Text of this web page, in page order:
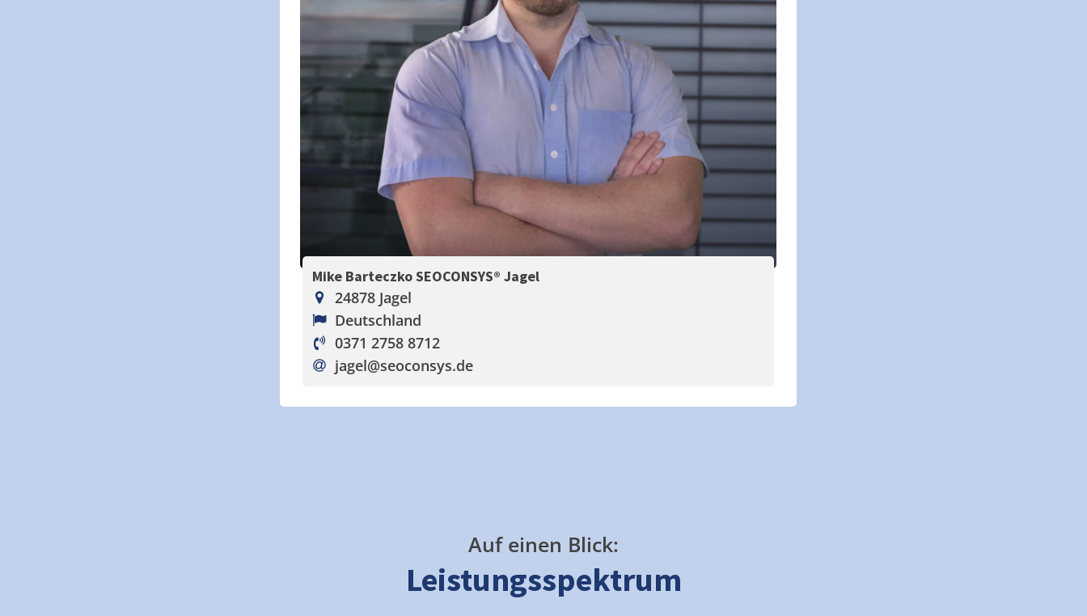
Mike Barteczko SEOCONSYS® Jagel
24878 Jagel
Deutschland
0371 2758 8712
jagel@seoconsys.de
Auf einen Blick:
Leistungsspektrum